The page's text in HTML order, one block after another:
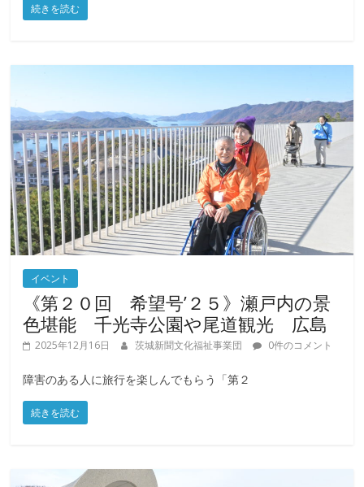
続きを読む
イベント
《第２０回 希望号’２５》瀬戸内の景
色堪能 千光寺公園や尾道観光 広島
2025年12月16日 茨城新聞文化福祉事業団 0件のコメント
障害のある人に旅行を楽しんでもらう「第２
続きを読む